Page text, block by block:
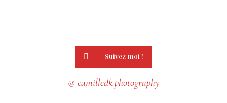
Suivez-moi !
@ camilledk.photography